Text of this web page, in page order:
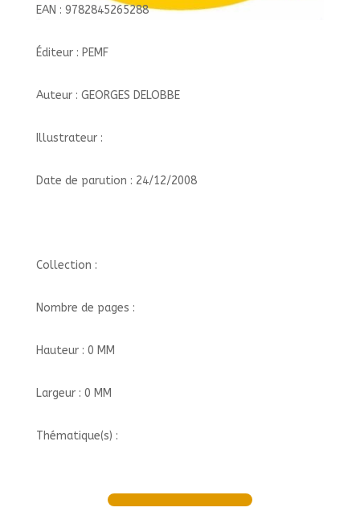
EAN : 9782845265288
Éditeur : PEMF
Auteur : GEORGES DELOBBE
Illustrateur :
Date de parution : 24/12/2008
Collection :
Nombre de pages :
Hauteur : 0 MM
Largeur : 0 MM
Thématique(s) :